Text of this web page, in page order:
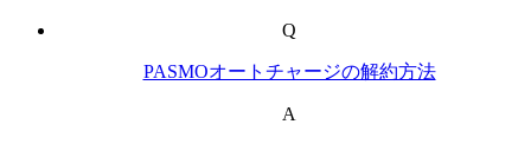
Q
PASMOオートチャージの解約方法
A